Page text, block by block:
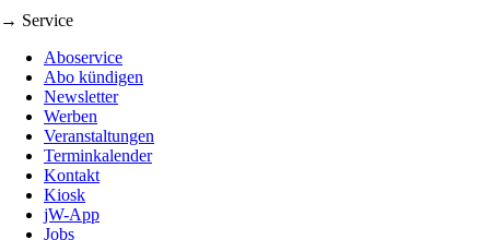
→ Service
Aboservice
Abo kündigen
Newsletter
Werben
Veranstaltungen
Terminkalender
Kontakt
Kiosk
jW-App
Jobs